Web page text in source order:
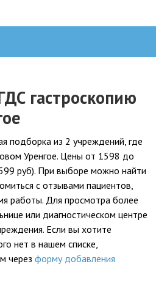
гастроскопию
подборка из 2 учреждений, где
Уренгое. Цены от 1598 до
руб). При выборе можно найти
с отзывами пациентов,
работы. Для просмотра более
или диагностическом центре
Если вы хотите
нет в нашем списке,
черезформу добавления